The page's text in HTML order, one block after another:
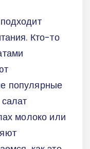
Кто-то
популярные
молоко или